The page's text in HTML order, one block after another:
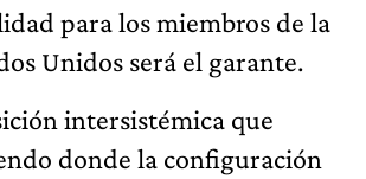
para los miembros de la
Unidos será el garante.
intersistémica que
donde la configuración